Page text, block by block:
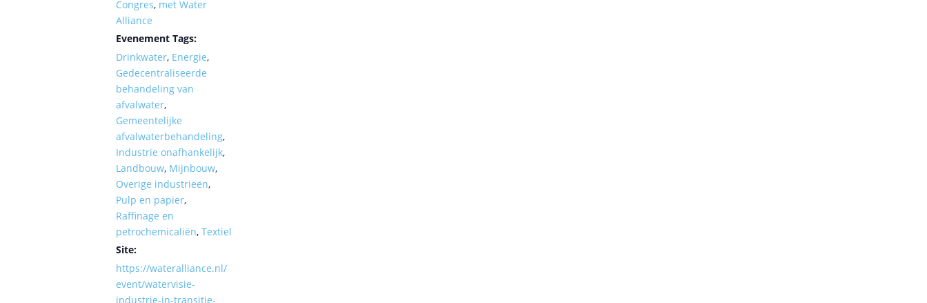
Congres, met Water
Alliance
Evenement Tags:
Drinkwater, Energie,
Gedecentraliseerde
behandeling van
afvalwater,
Gemeentelijke
afvalwaterbehandeling,
Industrie onafhankelijk,
Landbouw, Mijnbouw,
Overige industrieën,
Pulp en papier,
Raffinage en
petrochemicaliën, Textiel
Site:
https://wateralliance.nl/
event/watervisie-
industrie-in-transitie-